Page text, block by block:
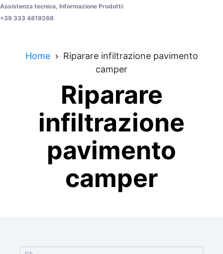
Assistenza tecnica, Informazione Prodotti:
+39 333 4819266
Home
Riparare infiltrazione pavimento
camper
Riparare
infiltrazione
pavimento
camper